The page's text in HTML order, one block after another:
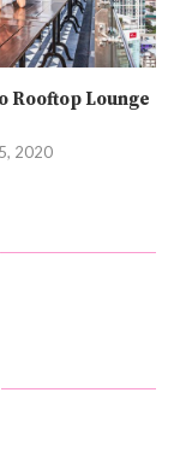
Rooftop Lounge
2020